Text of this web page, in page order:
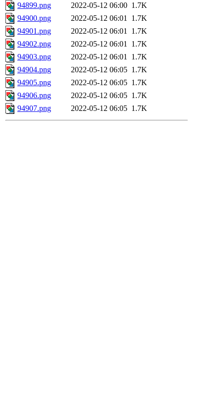
94899.png
2022-05-12 06:00 1.7K
94900.png
2022-05-12 06:01 1.7K
94901.png
2022-05-12 06:01 1.7K
94902.png
2022-05-12 06:01 1.7K
94903.png
2022-05-12 06:01 1.7K
94904.png
2022-05-12 06:05 1.7K
94905.png
2022-05-12 06:05 1.7K
94906.png
2022-05-12 06:05 1.7K
94907.png
2022-05-12 06:05 1.7K